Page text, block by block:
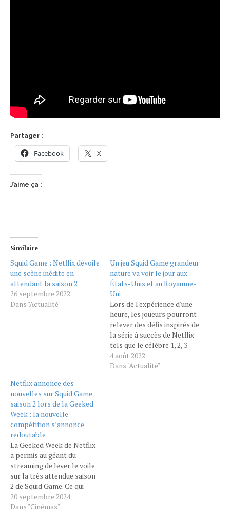
Partager :
Facebook X
J’aime ça :
Similaire
Squid Game : Netflix dévoile
une scène inédite en
attendant la saison 2
26 septembre 2022
Dans "Actualité"
Un jeu Squid Game grandeur
nature va voir le jour aux
États-Unis et au Royaume-
Uni
Lors de l'expérience d'une
heure, les joueurs pourront
relever des défis inspirés de
la série à succès de Netflix
tels que le célèbre 1, 2, 3
soleil ou l'épreuve des
carreaux de verres. Squid
4 août 2022
Dans "Actualité"
Netflix annonce des
nouvelles sur Squid Game
saison 2 lors de la Geeked
Week : la nouvelle
compétition s’annonce
redoutable
La Geeked Week de Netflix
a permis au géant du
streaming de lever le voile
sur la très attendue saison
2 de Squid Game. Ce qui
s'annonce comme l'un des
événements majeurs de la
20 septembre 2024
Dans "Cinémas"